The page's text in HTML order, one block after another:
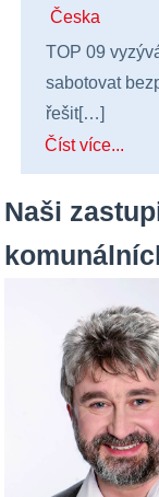
TOP 09
sabotovat
řešit[…]
Číst více...
Naši